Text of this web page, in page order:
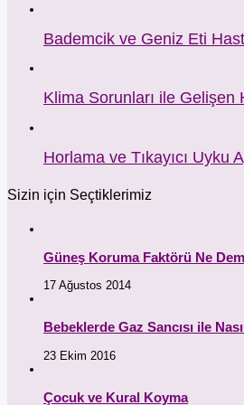
Bademcik ve Geniz Eti
Klima Sorunları ile Gelişen
Horlama ve Tıkayıcı Uyku
Sizin için Seçtiklerimiz
Güneş Koruma Faktörü Ne
17 Ağustos 2014
Bebeklerde Gaz Sancısı ile
23 Ekim 2016
Çocuk ve Kural Koyma